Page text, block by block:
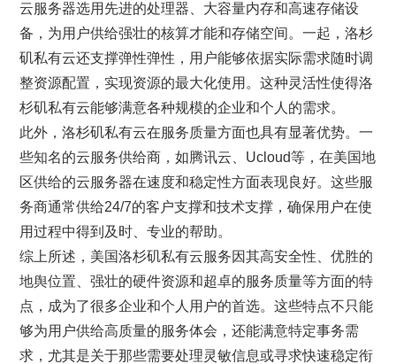
云服务器选用先进的处理器、大容量内存和高速存储设
备，为用户供给强壮的核算才能和存储空间。一起，洛杉
矶私有云还支撑弹性弹性，用户能够依据实际需求随时调
整资源配置，实现资源的最大化使用。这种灵活性使得洛
杉矶私有云能够满意各种规模的企业和个人的需求。
此外，洛杉矶私有云在服务质量方面也具有显著优势。一
些知名的云服务供给商，如腾讯云、Ucloud等，在美国地
区供给的云服务器在速度和稳定性方面表现良好。这些服
务商通常供给24/7的客户支撑和技术支撑，确保用户在使
用过程中得到及时、专业的帮助。
综上所述，美国洛杉矶私有云服务因其高安全性、优胜的
地舆位置、强壮的硬件资源和超卓的服务质量等方面的特
点，成为了很多企业和个人用户的首选。这些特点不只能
够为用户供给高质量的服务体会，还能满意特定事务需
求，尤其是关于那些需要处理灵敏信息或寻求快速稳定衔